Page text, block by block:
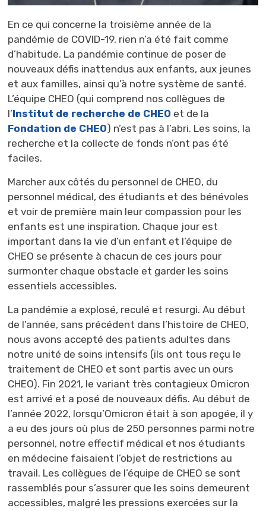
En ce qui concerne la troisième année de la
pandémie de COVID-19, rien n’a été fait comme
d’habitude. La pandémie continue de poser de
nouveaux défis inattendus aux enfants, aux jeunes
et aux familles, ainsi qu’à notre système de santé.
L’équipe CHEO (qui comprend nos collègues de
l’Institut de recherche de CHEO et de la
Fondation de CHEO) n’est pas à l’abri. Les soins, la
recherche et la collecte de fonds n’ont pas été
faciles.
Marcher aux côtés du personnel de CHEO, du
personnel médical, des étudiants et des bénévoles
et voir de première main leur compassion pour les
enfants est une inspiration. Chaque jour est
important dans la vie d’un enfant et l’équipe de
CHEO se présente à chacun de ces jours pour
surmonter chaque obstacle et garder les soins
essentiels accessibles.
La pandémie a explosé, reculé et resurgi. Au début
de l’année, sans précédent dans l’histoire de CHEO,
nous avons accepté des patients adultes dans
notre unité de soins intensifs (ils ont tous reçu le
traitement de CHEO et sont partis avec un ours
CHEO). Fin 2021, le variant très contagieux Omicron
est arrivé et a posé de nouveaux défis. Au début de
l’année 2022, lorsqu’Omicron était à son apogée, il y
a eu des jours où plus de 250 personnes parmi notre
personnel, notre effectif médical et nos étudiants
en médecine faisaient l’objet de restrictions au
travail. Les collègues de l’équipe de CHEO se sont
rassemblés pour s’assurer que les soins demeurent
accessibles, malgré les pressions exercées sur la